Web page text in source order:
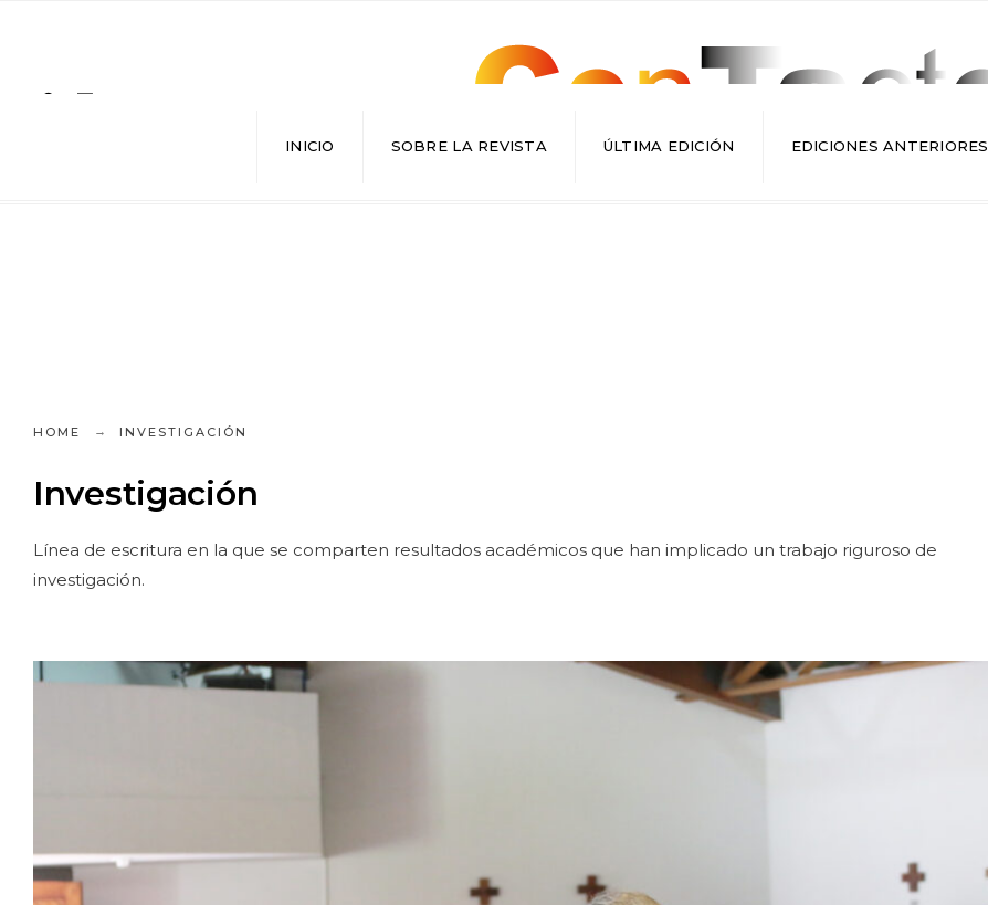
INICIO SOBRE LA REVISTA ÚLTIMA EDICIÓN EDICIONES ANTERIORES
HOME INVESTIGACIÓN
Investigación
Línea de escritura en la que se comparten resultados académicos que han implicado un trabajo riguroso de
investigación.